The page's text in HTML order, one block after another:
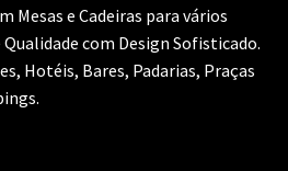
Mesas e Cadeiras para vários
com Design Sofisticado.
Hotéis, Bares, Padarias, Praças